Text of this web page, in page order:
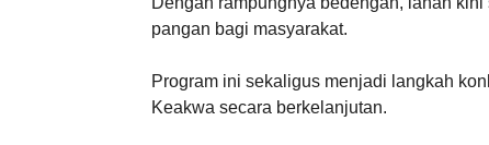
pangan bagi masyarakat.
Program ini sekaligus menjadi langkah
Keakwa secara berkelanjutan.